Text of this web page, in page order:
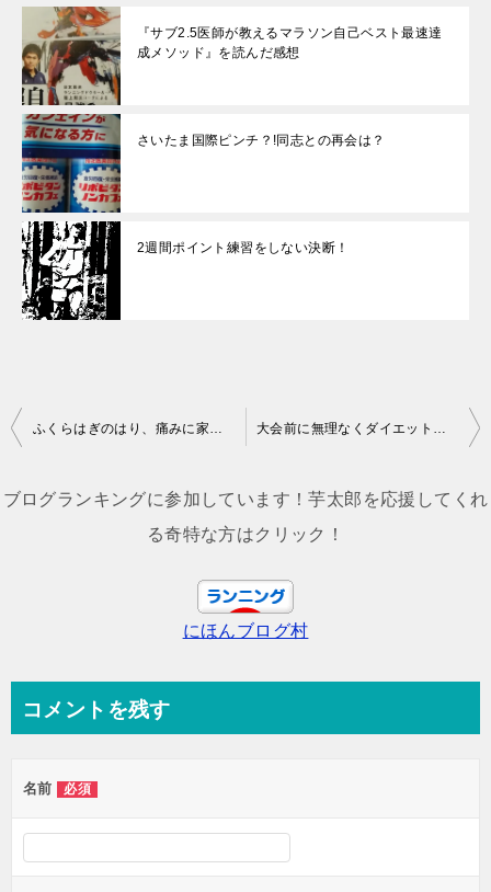
『サブ2.5医師が教えるマラソン自己ベスト最速達
成メソッド』を読んだ感想
さいたま国際ピンチ？!同志との再会は？
2週間ポイント練習をしない決断！
投
ナ
ン
ふくらはぎのはり、痛みに家庭用低周波治療器を購入してみた。その効果は？ 大会前に無理なくダイエットする方法。サラダチキン。
ブログランキングに参加しています！芋太郎を応援してくれ
る奇特な方はクリック！
にほんブログ村
コメントを残す
名前 必須